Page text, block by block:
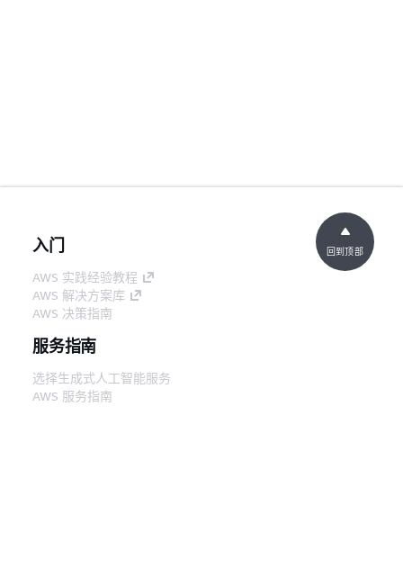
入门
AWS 实践经验教程
AWS 解决方案库
AWS 决策指南
服务指南
选择生成式人工智能服务
AWS 服务指南
回到顶部